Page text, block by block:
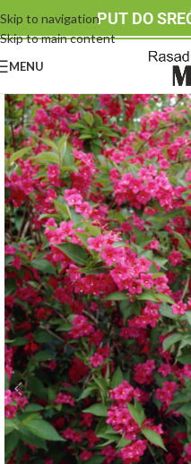
Skip to navigation
Skip to main content
PUT DO
MENU